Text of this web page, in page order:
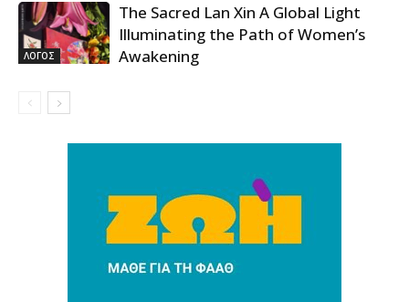
ΛΟΓΟΣ
The Sacred Lan Xin A Global Light
Illuminating the Path of Women’s
Awakening